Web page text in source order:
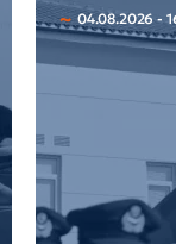
04.08.2026 -